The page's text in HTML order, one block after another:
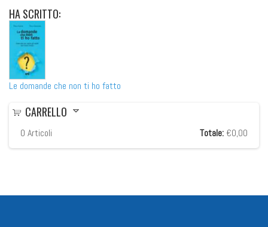
HASCRITTO:
Le domande che non ti ho fatto
CARRELLO
0 Articoli Totale: €0,00